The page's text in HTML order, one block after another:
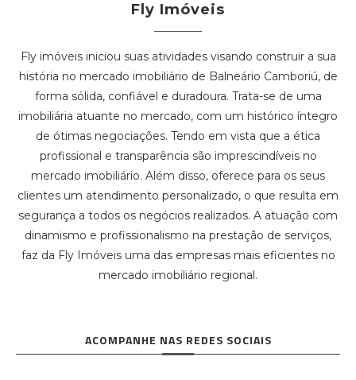
Fly Imóveis
Fly imóveis iniciou suas atividades visando construir a sua
história no mercado imobiliário de Balneário Camboriú, de
forma sólida, confiável e duradoura. Trata-se de uma
imobiliária atuante no mercado, com um histórico íntegro
de ótimas negociações. Tendo em vista que a ética
profissional e transparência são imprescindíveis no
mercado imobiliário. Além disso, oferece para os seus
clientes um atendimento personalizado, o que resulta em
segurança a todos os negócios realizados. A atuação com
dinamismo e profissionalismo na prestação de serviços,
faz da Fly Imóveis uma das empresas mais eficientes no
mercado imobiliário regional.
ACOMPANHE NAS REDES SOCIAIS